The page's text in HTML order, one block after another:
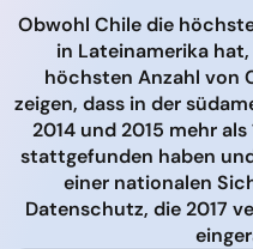
Obwohl Chile die
in Lateinamerika
höchsten Anzahl von
zeigen, dass in der
2014 und 2015 mehr
stattgefunden haben
einer nationalen
Datenschutz, die 2017